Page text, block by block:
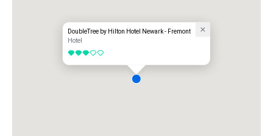
DoubleTree by Hilton Hotel Newark - Fremont
Hotel
3 van 5